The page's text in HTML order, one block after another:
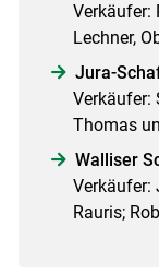
Verkäufer:
Lechner,
Jura-
Verkäufer:
Thomas
Walliser
Verkäufer:
Rauris;